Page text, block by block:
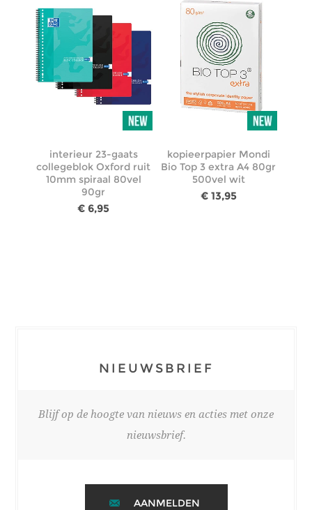
interieur 23-gaats
collegeblok Oxford ruit
10mm spiraal 80vel
90gr
€ 6,95
kopieerpapier Mondi
Bio Top 3 extra A4 80gr
500vel wit
€ 13,95
NIEUWSBRIEF
Blijf op de hoogte van nieuws en acties met onze
nieuwsbrief.
AANMELDEN